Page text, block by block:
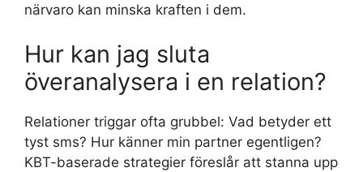
närvaro kan minska kraften i dem.
Hur kan jag sluta
överanalysera i en relation?
Relationer triggar ofta grubbel: Vad betyder ett
tyst sms? Hur känner min partner egentligen?
KBT-baserade strategier föreslår att stanna upp